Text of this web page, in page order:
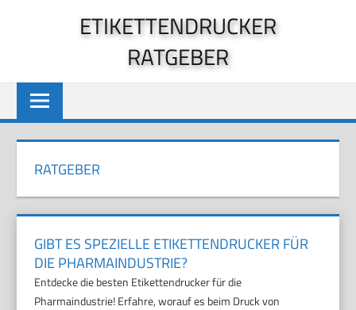
ETIKETTENDRUCKER
RATGEBER
RATGEBER
GIBT ES SPEZIELLE ETIKETTENDRUCKER FÜR
DIE PHARMAINDUSTRIE?
Entdecke die besten Etikettendrucker für die
Pharmaindustrie! Erfahre, worauf es beim Druck von